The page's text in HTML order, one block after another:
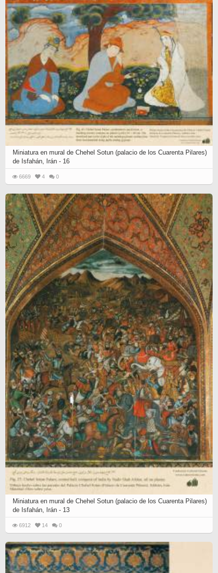
Miniatura en mural de Chehel Sotun (palacio de los Cuarenta Pilares)
de Isfahán, Irán - 16
6669 4 0
Miniatura en mural de Chehel Sotun (palacio de los Cuarenta Pilares)
de Isfahán, Irán - 13
6912 14 0